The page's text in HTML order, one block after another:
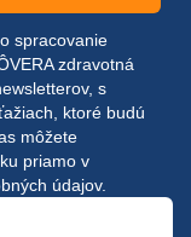
spracovanie
zdravotná
s
ktoré budú
môžete
priamo v
údajov.